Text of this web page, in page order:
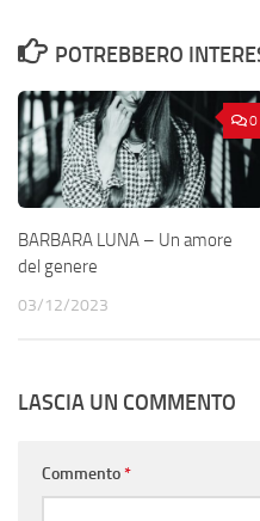
POTREBBERO
0
BARBARA LUNA – Un amore
del genere
03/12/2023
LASCIA UN COMMENTO
Commento*